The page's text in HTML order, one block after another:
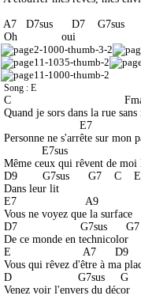
A7   D7sus      D7    G7sus
Oh              oui
Song : E
C
Quand je sors dans la rue
                         E7
Personne ne s'arrête sur mon
E7sus
Même ceux qui rêvent de moi
D9        G7sus      G7    C
Dans leur lit
E7                      A9
Vous ne voyez que la surface
D7                    G7sus
De ce monde en technicolor
E                       A7      D9
Vous qui rêvez d'être à ma
D                     G7sus     G
Venez voir l'envers du décor